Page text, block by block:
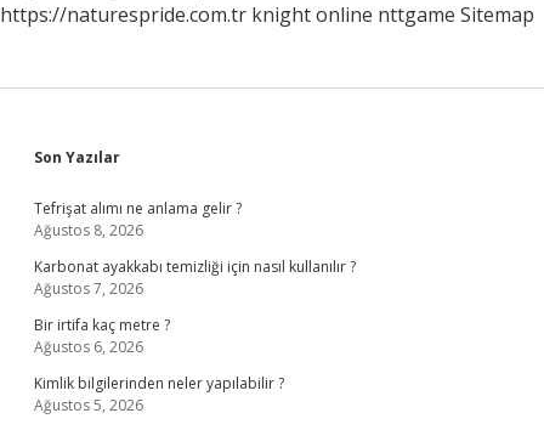
https://naturespride.com.tr knight online nttgame Sitemap
Sidebar
Son Yazılar
Tefrişat alımı ne anlama gelir ?
Ağustos 8, 2026
Karbonat ayakkabı temizliği için nasıl kullanılır ?
Ağustos 7, 2026
Bir irtifa kaç metre ?
Ağustos 6, 2026
Kimlik bilgilerinden neler yapılabilir ?
Ağustos 5, 2026